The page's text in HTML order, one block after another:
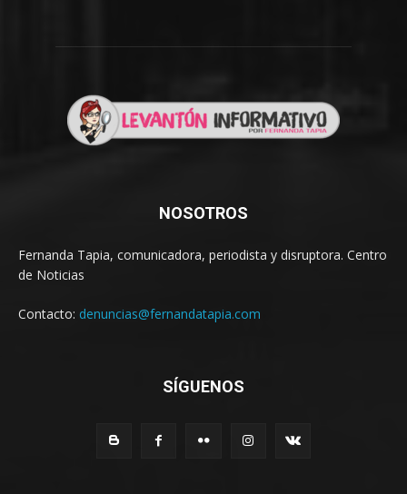
NOSOTROS
Fernanda Tapia, comunicadora, periodista y disruptora. Centro
de Noticias
Contacto: denuncias@fernandatapia.com
SÍGUENOS